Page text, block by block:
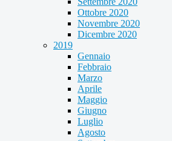
Ottobre 2020
Novembre 2020
Dicembre 2020
2019
Gennaio
Febbraio
Marzo
Aprile
Maggio
Giugno
Luglio
Agosto